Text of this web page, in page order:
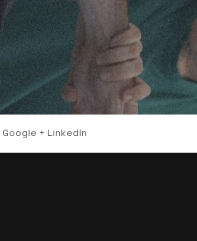
Google + LinkedIn